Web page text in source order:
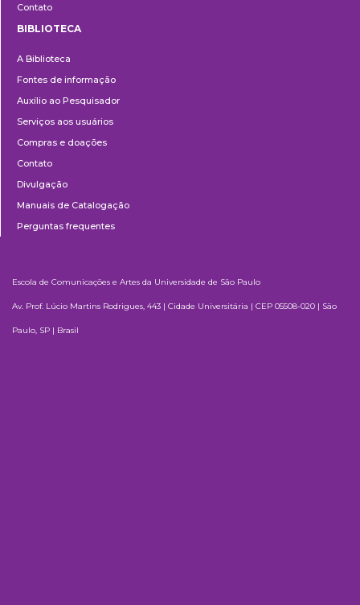
Contato
BIBLIOTECA
A Biblioteca
Fontes de informação
Auxílio ao Pesquisador
Serviços aos usuários
Compras e doações
Contato
Divulgação
Manuais de Catalogação
Perguntas frequentes
Escola de Comunicações e Artes da Universidade de São Paulo
Av. Prof. Lúcio Martins Rodrigues, 443 | Cidade Universitária | CEP 05508-020 | São
Paulo, SP | Brasil